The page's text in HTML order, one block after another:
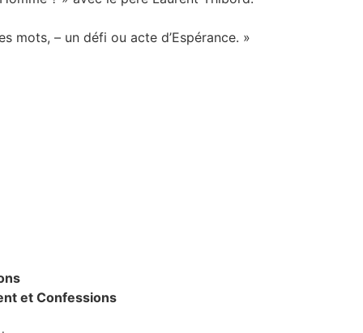
mots, – un défi ou acte d’Espérance. »
et Confessions